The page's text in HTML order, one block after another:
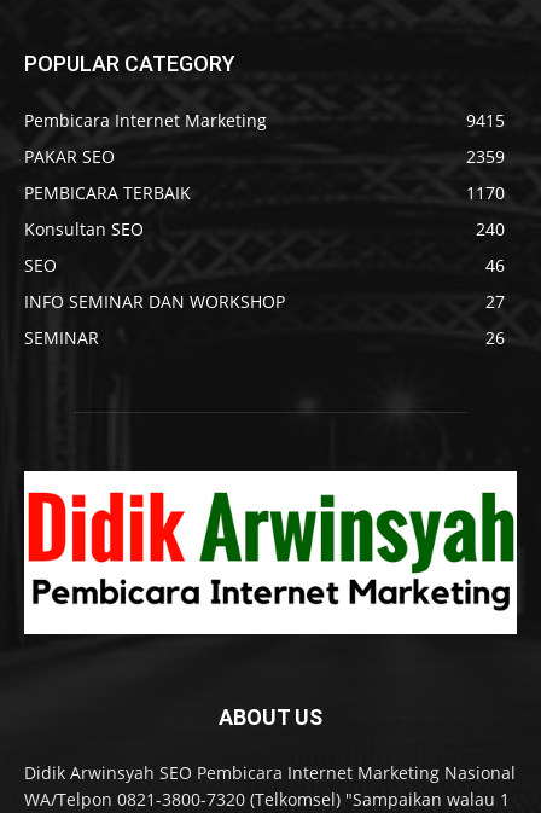
POPULAR CATEGORY
Pembicara Internet Marketing
9415
PAKAR SEO
2359
PEMBICARA TERBAIK
1170
Konsultan SEO
240
SEO
46
INFO SEMINAR DAN WORKSHOP
27
SEMINAR
26
ABOUT US
Didik Arwinsyah SEO Pembicara Internet Marketing Nasional
WA/Telpon 0821-3800-7320 (Telkomsel) "Sampaikan walau 1